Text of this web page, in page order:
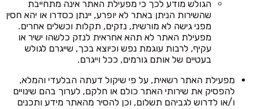
הגולש מודע לכך כי מפעילת האתר אינה מתחייבת
שהשירות הניתן באתר לא יופרע, יינתן כסדרו או יהא חסין
מפני גישה לא מורשית, נזקים, תקלות וכשלים אחרים.
מפעילת האתר לא תהא אחראית לנזק כלשהו ישיר או
עקיף, לרבות עוגמת נפש וכיוצא בכך, שייגרם לגולש
בעטיים של אותם גורמים, ככל וייגרם.
מפעילת האתר רשאית, על פי שיקול דעתה הבלעדי והמלא,
להפסיק את שירותי האתר כולם או חלקם, לערוך בהם שינויים
ו/או לדרוש לגביהם תשלום, וכן להסיר מהאתר מידע ותכנים